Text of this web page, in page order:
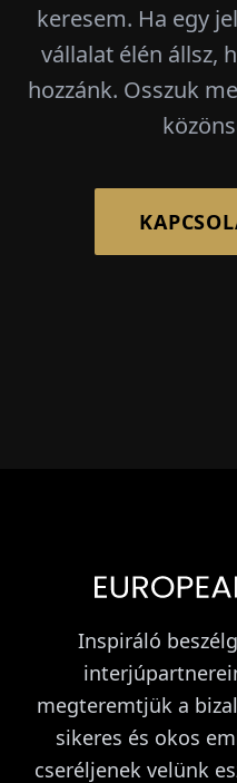
keresem. Ha egy
vállalat élén állsz,
hozzánk. Osszuk
Inspiráló
megteremtjük a
sikeres és okos
cseréljenek velünk